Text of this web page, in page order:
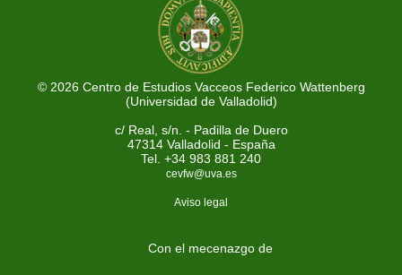
© 2026 Centro de Estudios Vacceos Federico Wattenberg
(Universidad de Valladolid)
c/ Real, s/n. - Padilla de Duero
47314 Valladolid - España
Tel. +34 983 881 240
cevfw@uva.es
Aviso legal
Con el mecenazgo de